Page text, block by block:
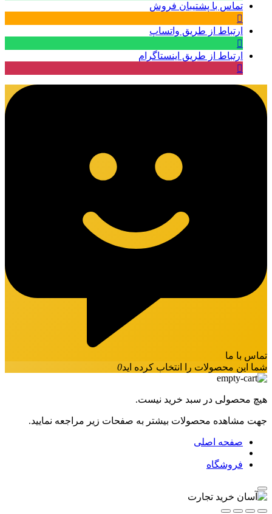
تماس با پشتیبان فروش
ارتباط از طریق واتساپ
ارتباط از طریق اینستاگرام
تماس با ما
شما این محصولات را انتخاب کرده اید0
هیچ محصولی در سبد خرید نیست.
جهت مشاهده محصولات بیشتر به صفحات زیر مراجعه نمایید.
صفحه اصلی
فروشگاه